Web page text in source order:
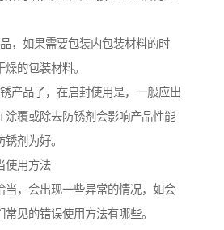
，如果需要包装内包装材料的时
的包装材料。
产品了，在启封使用是，一般应出
涂覆或除去防锈剂会影响产品性能
剂为好。
使用方法
当，会出现一些异常的情况，如会
见的错误使用方法有哪些。